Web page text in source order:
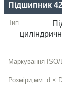
Підшипник